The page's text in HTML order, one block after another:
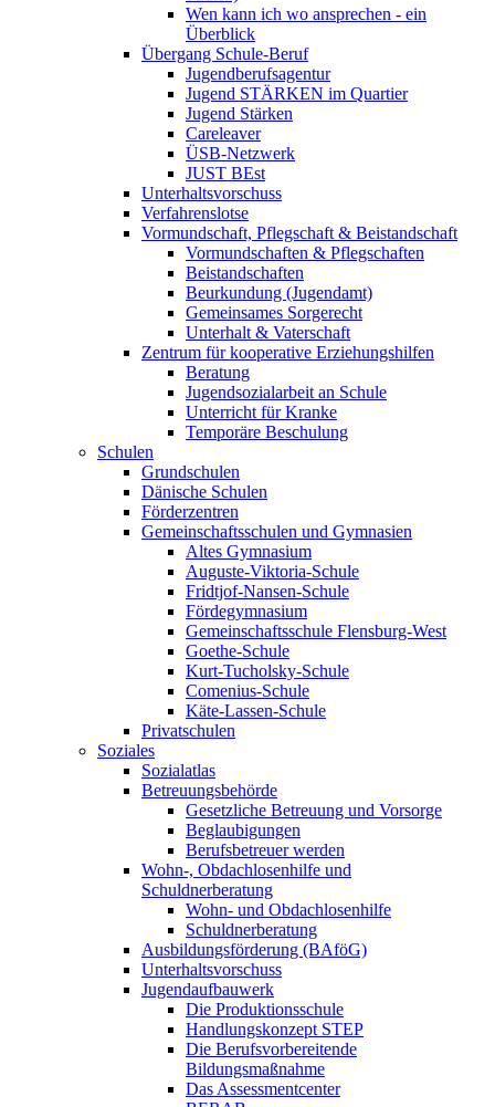
Wen kann ich wo ansprechen - ein
Überblick
Übergang Schule-Beruf
Jugendberufsagentur
Jugend STÄRKEN im Quartier
Jugend Stärken
Careleaver
ÜSB-Netzwerk
JUST BEst
Unterhaltsvorschuss
Verfahrenslotse
Vormundschaft, Pflegschaft & Beistandschaft
Vormundschaften & Pflegschaften
Beistandschaften
Beurkundung (Jugendamt)
Gemeinsames Sorgerecht
Unterhalt & Vaterschaft
Zentrum für kooperative Erziehungshilfen
Beratung
Jugendsozialarbeit an Schule
Unterricht für Kranke
Temporäre Beschulung
Schulen
Grundschulen
Dänische Schulen
Förderzentren
Gemeinschaftsschulen und Gymnasien
Altes Gymnasium
Auguste-Viktoria-Schule
Fridtjof-Nansen-Schule
Fördegymnasium
Gemeinschaftsschule Flensburg-West
Goethe-Schule
Kurt-Tucholsky-Schule
Comenius-Schule
Käte-Lassen-Schule
Privatschulen
Soziales
Sozialatlas
Betreuungsbehörde
Gesetzliche Betreuung und Vorsorge
Beglaubigungen
Berufsbetreuer werden
Wohn-, Obdachlosenhilfe und
Schuldnerberatung
Wohn- und Obdachlosenhilfe
Schuldnerberatung
Ausbildungsförderung (BAföG)
Unterhaltsvorschuss
Jugendaufbauwerk
Die Produktionsschule
Handlungskonzept STEP
Die Berufsvorbereitende
Bildungsmaßnahme
Das Assessmentcenter